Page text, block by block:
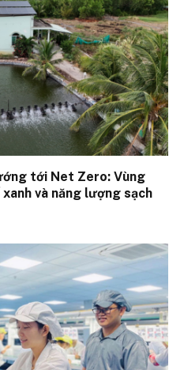
tới Net Zero: Vùng
và năng lượng sạch